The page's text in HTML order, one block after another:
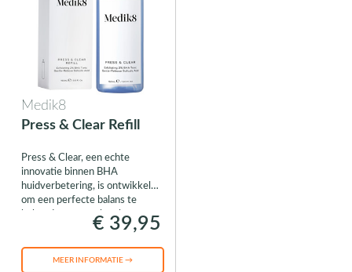
Medik8
Press & Clear Refill
Press & Clear, een echte
innovatie binnen BHA
huidverbetering, is ontwikkeld
om een perfecte balans te
behouden tussen kracht en
zachtheid voor de huid.€ 39,95
MEER INFORMATIE →